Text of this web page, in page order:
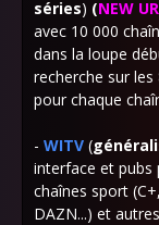
séries) (NEW
avec 10 000
dans la loupe
recherche sur
pour chaque
- WITV (
interface et pubs
chaînes sport
DAZN...) et